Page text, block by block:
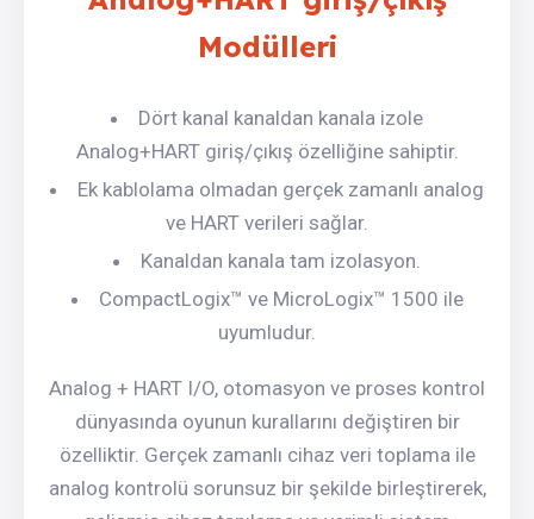
Modülleri
Dört kanal kanaldan kanala izole
Analog+HART giriş/çıkış özelliğine sahiptir.
Ek kablolama olmadan gerçek zamanlı analog
ve HART verileri sağlar.
Kanaldan kanala tam izolasyon.
CompactLogix™ ve MicroLogix™ 1500 ile
uyumludur.
Analog + HART I/O, otomasyon ve proses kontrol
dünyasında oyunun kurallarını değiştiren bir
özelliktir. Gerçek zamanlı cihaz veri toplama ile
analog kontrolü sorunsuz bir şekilde birleştirerek,